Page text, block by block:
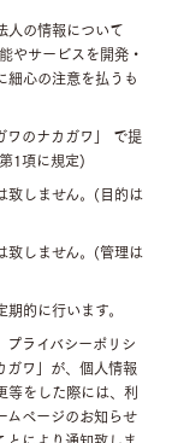
人の情報について
やサービスを開発・
細心の注意を払うも
ワのナカガワ」 で提
1項に規定)
致しません。(目的は
致しません。(管理は
的に行います。
プライバシーポリシ
ガワ」が、個人情報
等をした際には、利
ムページのお知らせ